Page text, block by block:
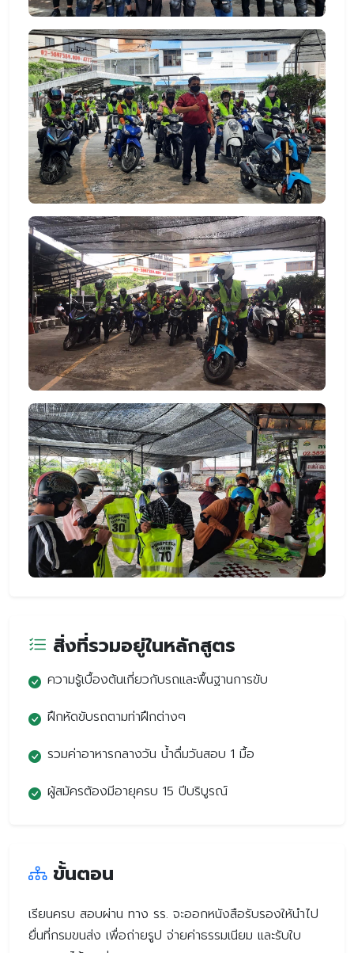
สิ่งที่รวมอยู่ในหลักสูตร
ความรู้เบื้องต้นเกี่ยวกับรถและพื้นฐานการขับ
ฝึกหัดขับรถตามท่าฝึกต่างๆ
รวมค่าอาหารกลางวัน น้ำดื่มวันสอบ 1 มื้อ
ผู้สมัครต้องมีอายุครบ 15 ปีบริบูรณ์
ขั้นตอน
เรียนครบ สอบผ่าน ทาง รร. จะออกหนังสือรับรองให้นำไป
ยื่นที่กรมขนส่ง เพื่อถ่ายรูป จ่ายค่าธรรมเนียม และรับใบ